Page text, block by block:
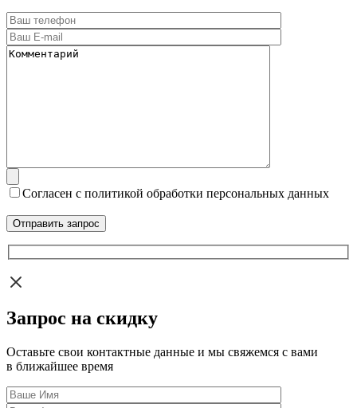
Согласен с политикой обработки персональных данных
Запрос на скидку
Оставьте свои контактные данные и мы свяжемся с вами
в ближайшее время